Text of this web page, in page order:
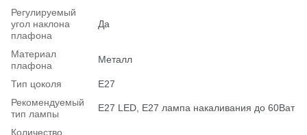
Регулируемый
угол наклона
плафона
Да
Материал
плафона
Металл
Тип цоколя
E27
Рекомендуемый
тип лампы
Е27 LED, E27 лампа накаливания до 60Ват
Количество